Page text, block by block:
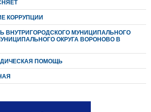
КОРРУПЦИИ
ВНУТРИГОРОДСКОГО МУНИЦИПАЛЬНОГО
ОКРУГА ВОРОНОВО В
ПОМОЩЬ